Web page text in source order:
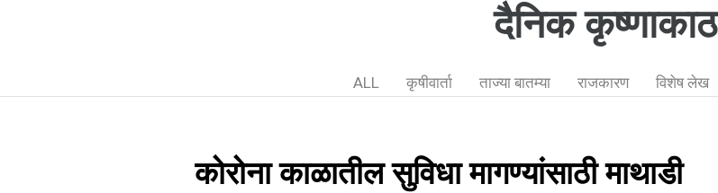
दैनिक कृष्णाकाठ
ALL कृषीवार्ता ताज्या बातम्या राजकारण विशेष लेख
कोरोना काळातील सुविधा मागण्यांसाठी माथाडी